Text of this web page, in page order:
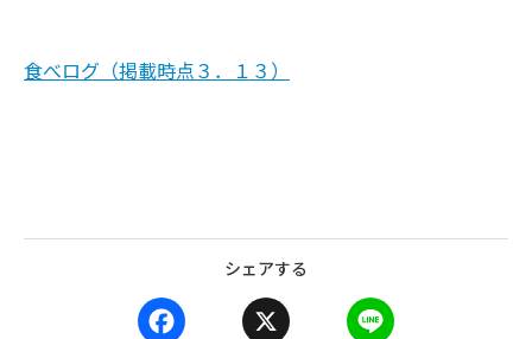
食べログ（掲載時点３．１３）
シェアする